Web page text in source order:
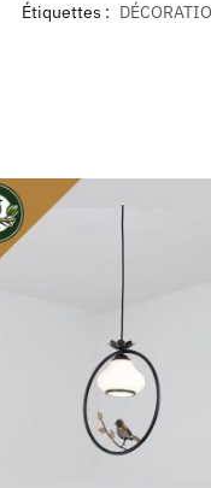
Étiquettes :